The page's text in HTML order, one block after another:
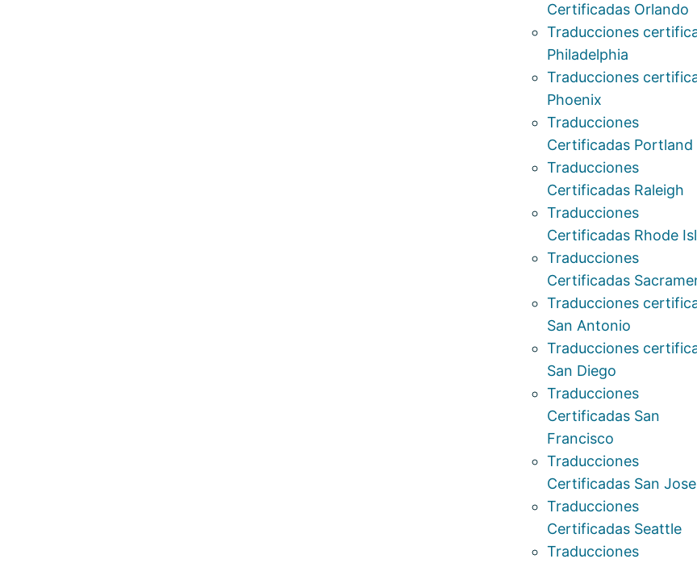
Certificadas Orlando
Traducciones
Philadelphia
Traducciones
Phoenix
Traducciones
Certificadas Portland
Traducciones
Certificadas Raleigh
Traducciones
Certificadas Rhode
Traducciones
Certificadas
Traducciones
San Antonio
Traducciones
San Diego
Traducciones
Certificadas San
Francisco
Traducciones
Certificadas San Jose
Traducciones
Certificadas Seattle
Traducciones